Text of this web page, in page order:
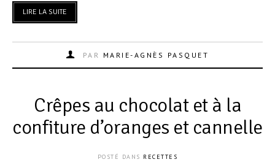
LIRE LA SUITE
PAR MARIE-AGNÈS PASQUET
Crêpes au chocolat et à la
confiture d’oranges et cannelle
POSTÉ DANS RECETTES